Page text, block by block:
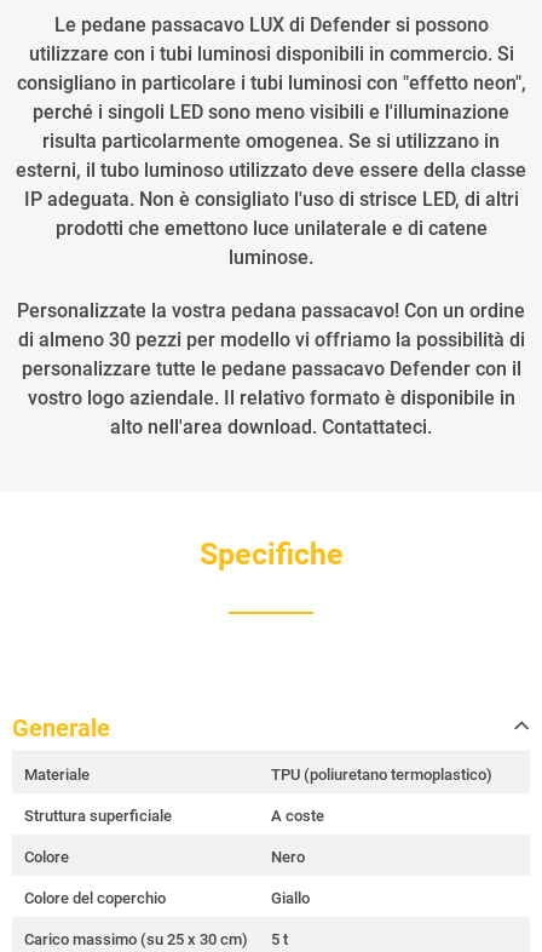
Le pedane passacavo LUX di Defender si possono
utilizzare con i tubi luminosi disponibili in commercio. Si
consigliano in particolare i tubi luminosi con "effetto neon",
perché i singoli LED sono meno visibili e l'illuminazione
risulta particolarmente omogenea. Se si utilizzano in
esterni, il tubo luminoso utilizzato deve essere della classe
IP adeguata. Non è consigliato l'uso di strisce LED, di altri
prodotti che emettono luce unilaterale e di catene
luminose.
Personalizzate la vostra pedana passacavo! Con un ordine
di almeno 30 pezzi per modello vi offriamo la possibilità di
personalizzare tutte le pedane passacavo Defender con il
vostro logo aziendale. Il relativo formato è disponibile in
alto nell'area download. Contattateci.
Specifiche
Generale
Materiale TPU (poliuretano termoplastico)
Struttura superficiale A coste
Colore Nero
Colore del coperchio Giallo
Carico massimo (su 25 x 30 cm) 5 t